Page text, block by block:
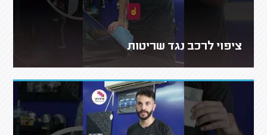
ציפוי לרכב נגד שריטות